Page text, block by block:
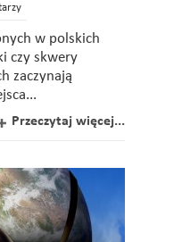
w polskich
czy skwery
zaczynają
Przeczytaj więcej...